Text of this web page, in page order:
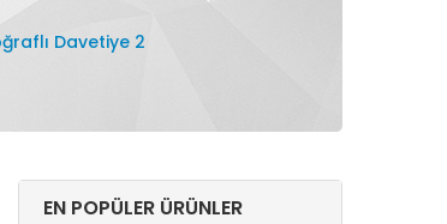
Davetiye 2
EN POPÜLER ÜRÜNLER